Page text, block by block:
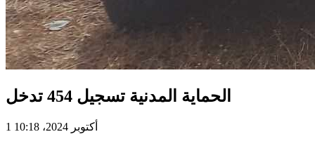
الحماية المدنية تسجيل 454 تدخل
1 أكتوبر 2024، 10:18